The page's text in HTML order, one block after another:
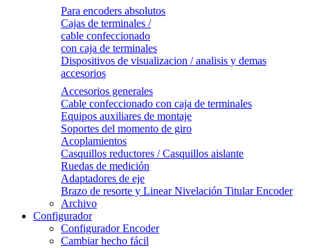
Para encoders absolutos
Cajas de terminales /
cable confeccionado
con caja de terminales
Dispositivos de visualizacion / analisis y demas
accesorios
Accesorios generales
Cable confeccionado con caja de terminales
Equipos auxiliares de montaje
Soportes del momento de giro
Acoplamientos
Casquillos reductores / Casquillos aislante
Ruedas de medición
Adaptadores de eje
Brazo de resorte y Linear Nivelación Titular Encoder
Archivo
Configurador
Configurador Encoder
Cambiar hecho fácil